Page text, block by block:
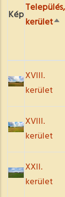
Kép
Település,
kerület
XVIII.
kerület
XVIII.
kerület
XXII.
kerület